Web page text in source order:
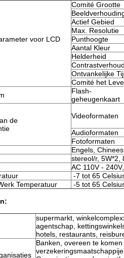
voor LCD
Comité Grootte
Actief Gebied
Max. Resolutie
Punthoogte
Aantal Kleur
Helderheid
Ontvankelijke
Comité het
Flash-
geheugenkaart
de
Videoformaten
Audioformaten
Fotoformaten
Engels,
stereol/r, 5W*2,
AC 110V -
-7 tot 65
Temperatuur
-5 tot 65
supermarkt,
agentschap,
hotels, restaurants,
Banken, overeen te komen